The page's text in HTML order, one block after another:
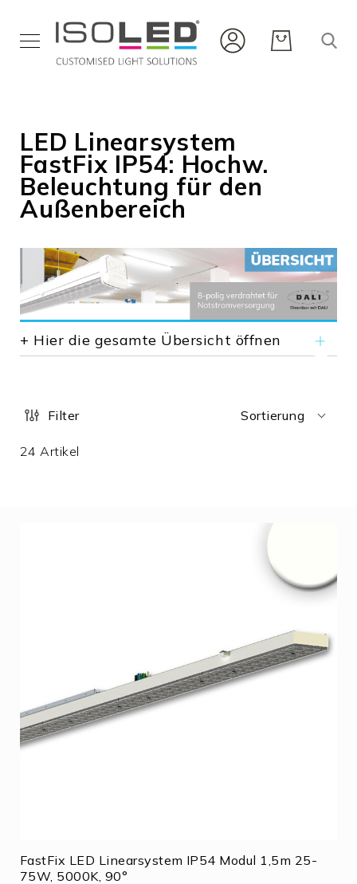
Flexbänder
und
Profile
Infrarot
Neuheiten
Service
LED Linearsystem
FastFix IP54: Hochw.
Beleuchtung für den
Außenbereich
+ Hier die gesamte Übersicht öffnen
24 Artikel
Filter Sortierung
FastFix LED Linearsystem IP54 Modul 1,5m 25-
75W, 5000K, 90°